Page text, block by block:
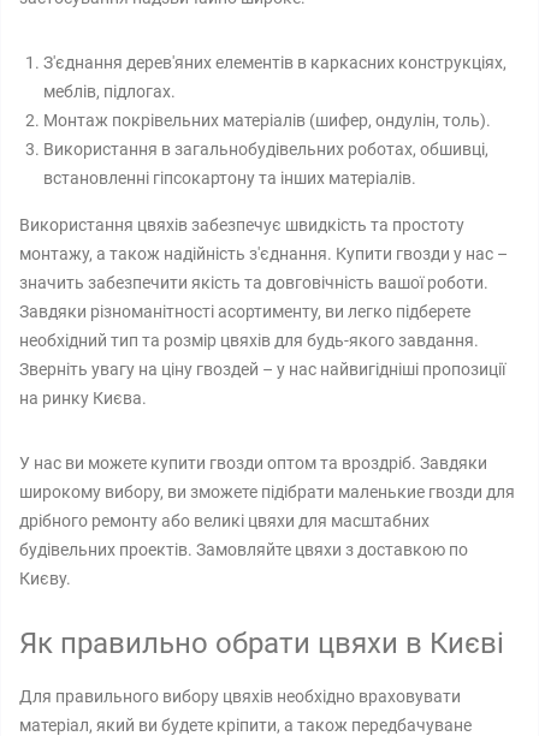
З'єднання дерев'яних елементів в каркасних конструкціях,
меблів, підлогах.
Монтаж покрівельних матеріалів (шифер, ондулін, толь).
Використання в загальнобудівельних роботах, обшивці,
встановленні гіпсокартону та інших матеріалів.
Використання цвяхів забезпечує швидкість та простоту
монтажу, а також надійність з'єднання. Купити гвозди у нас –
значить забезпечити якість та довговічність вашої роботи.
Завдяки різноманітності асортименту, ви легко підберете
необхідний тип та розмір цвяхів для будь-якого завдання.
Зверніть увагу на ціну гвоздей – у нас найвигідніші пропозиції
на ринку Києва.
У нас ви можете купити гвозди оптом та вроздріб. Завдяки
широкому вибору, ви зможете підібрати маленькие гвозди для
дрібного ремонту або великі цвяхи для масштабних
будівельних проектів. Замовляйте цвяхи з доставкою по
Києву.
Як правильно обрати цвяхи в Києві
Для правильного вибору цвяхів необхідно враховувати
матеріал, який ви будете кріпити, а також передбачуване